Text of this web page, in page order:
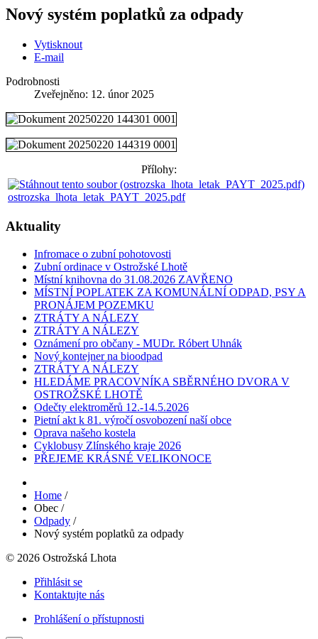
Nový systém poplatků za odpady
Vytisknout
E-mail
Podrobnosti
Zveřejněno: 12. únor 2025
Přílohy:
ostrozska_lhota_letak_PAYT_2025.pdf
Aktuality
Infromace o zubní pohotovosti
Zubní ordinace v Ostrožské Lhotě
Místní knihovna do 31.08.2026 ZAVŘENO
MÍSTNÍ POPLATEK ZA KOMUNÁLNÍ ODPAD, PSY A
PRONÁJEM POZEMKU
ZTRÁTY A NÁLEZY
ZTRÁTY A NÁLEZY
Oznámení pro občany - MUDr. Róbert Uhnák
Nový kontejner na bioodpad
ZTRÁTY A NÁLEZY
HLEDÁME PRACOVNÍKA SBĚRNÉHO DVORA V
OSTROŽSKÉ LHOTĚ
Odečty elektroměrů 12.-14.5.2026
Pietní akt k 81. výročí osvobození naší obce
Oprava našeho kostela
Cyklobusy Zlínského kraje 2026
PŘEJEME KRÁSNÉ VELIKONOCE
Home /
Obec /
Odpady /
Nový systém poplatků za odpady
© 2026 Ostrožská Lhota
Přihlásit se
Kontaktujte nás
Prohlášení o přístupnosti